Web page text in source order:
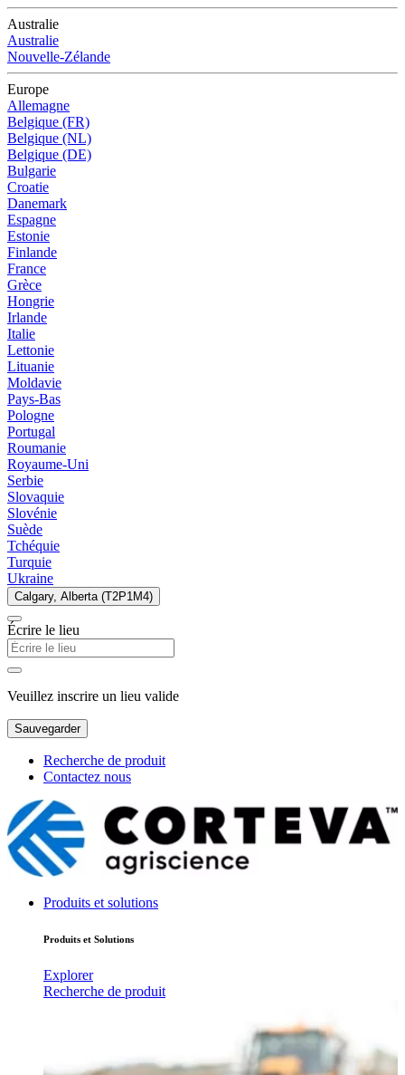
Australie
Australie
Nouvelle-Zélande
Europe
Allemagne
Belgique (FR)
Belgique (NL)
Belgique (DE)
Bulgarie
Croatie
Danemark
Espagne
Estonie
Finlande
France
Grèce
Hongrie
Irlande
Italie
Lettonie
Lituanie
Moldavie
Pays-Bas
Pologne
Portugal
Roumanie
Royaume-Uni
Serbie
Slovaquie
Slovénie
Suède
Tchéquie
Turquie
Ukraine
Calgary, Alberta (T2P1M4)
Écrire le lieu
Veuillez inscrire un lieu valide
Sauvegarder
Recherche de produit
Contactez nous
Produits et solutions
Produits et Solutions
Explorer
Recherche de produit